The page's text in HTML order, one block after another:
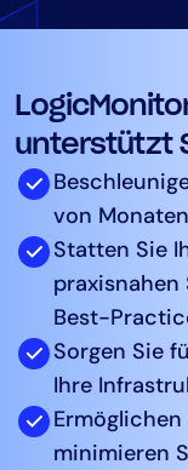
unterstützt
von
Statten Sie
Best-
Sorgen Sie
Ihre
minimieren
Rolle
CIO
ITOps
AIOps